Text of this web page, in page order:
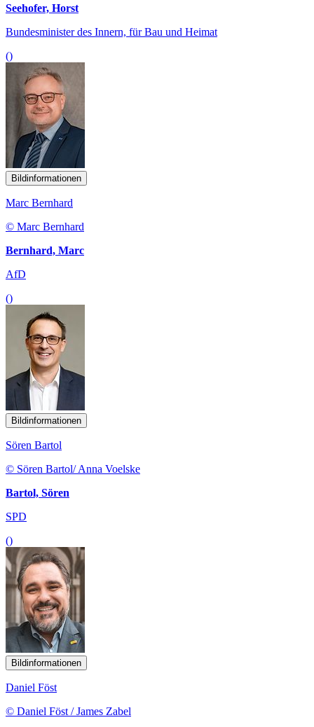
Seehofer, Horst
Bundesminister des Innern, für Bau und Heimat
()
Bildinformationen
Marc Bernhard
© Marc Bernhard
Bernhard, Marc
AfD
()
Bildinformationen
Sören Bartol
© Sören Bartol/ Anna Voelske
Bartol, Sören
SPD
()
Bildinformationen
Daniel Föst
© Daniel Föst / James Zabel